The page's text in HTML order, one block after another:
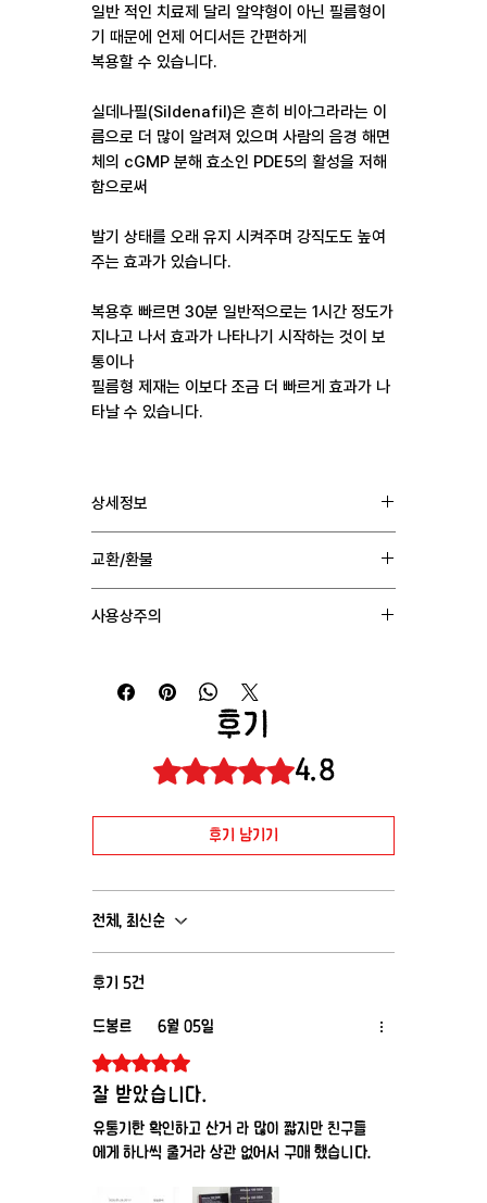
일반 적인 치료제 달리 알약형이 아닌 필름형이
기 때문에 언제 어디서든 간편하게
복용할 수 있습니다.
실데나필(Sildenafil)은 흔히 비아그라라는 이
름으로 더 많이 알려져 있으며 사람의 음경 해면
체의 cGMP 분해 효소인 PDE5의 활성을 저해
함으로써
발기 상태를 오래 유지 시켜주며 강직도도 높여
주는 효과가 있습니다.
복용후 빠르면 30분 일반적으로는 1시간 정도가
지나고 나서 효과가 나타나기 시작하는 것이 보
통이나
필름형 제재는 이보다 조금 더 빠르게 효과가 나
타날 수 있습니다.
상세정보
제조 : Healing Pharma India Pvt Ltd
복용 : 관계 1시간전 | 1회 | 1정 | 필름타입
효과 : 발기부전 치료
교환/환불
비용 없이 재발송해드립니다.
3. 천재지변으로 인한 배송지연이나 단순변심에 의한
교환 및 환불은 어려우니 양해 부탁드립니다.
사용상주의
신장 질환이 있는 분, 신장장애가 있는 환자는 복용을
두통, 현기증, 설사, 소화불량, 코 막힘. 발적, 발진, 근
이 중 두통, 코막힘과 같은 증상은 흔하게 나타나는 증
상이지만 악 효과가 떨어지면서 같이 사라지는 증상
현기증이나 시력 장애가 생기기도 인정하고 있으므로
자동차 운전이나 기계 조작에 종사하는 경우에는주의
를 요합니다.
아주 확률은 적은 부작용이지만 4 시간 이상 발기 연
가
외국의 시판 후 부작용에 드물게 보고 되고 있습니다.
발기 지속시간이 과도하게 길어질 경우 음경 조직이
손상되어 발기 기능을 영구적으로 손상시킬 수 있습
후기
별점 5점 중 4.8점을 주었습니다.
4.8
후기 남기기
전체, 최신순
후기 5건
드봉르 6월 05일
별점 5점 중 5점을 주었습니다.
잘 받았습니다.
유통기한 확인하고 산거 라 많이 짧지만 친구들
에게 하나씩 줄거라 상관 없어서 구매 했습니다.